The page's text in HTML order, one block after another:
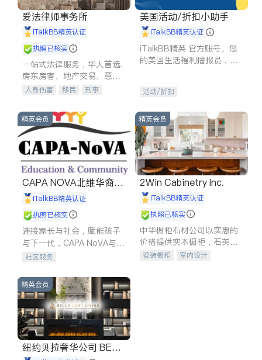
爱法律师事务所
iTalkBB精英认证
执照已核实
一站式法律服务，华人首选.
房东房客、地产交易、意外
伤害、车祸重伤、商业诉
建筑合同、刑事案件全包办
人身伤害 移民
刑事
信托/遗嘱
商业
索赔
律师-其它 保释
美国活动/折扣小助手
iTalkBB精英认证
iTalkBB精英 官方账号。您
的美国生活福利播报员，精
专属福利。
活动/折扣
精英会员
CAPA NOVA北维华裔家
长会iTalkBB精英认证
执照已核实
连接家长与社会，赋能孩子
与下一代，CAPA NoVA与您
携手建设包容、公平、充满
社区服务
精英会员
2Win Cabinetry Inc.
iTalkBB精英认证
执照已核实
中华橱柜石材公司以实惠的
价格提供实木橱柜，石英石
台面，多种优质不锈钢水
瓷砖橱柜
室内设计
精英会员
纽约贝拉奢华公司 BELL